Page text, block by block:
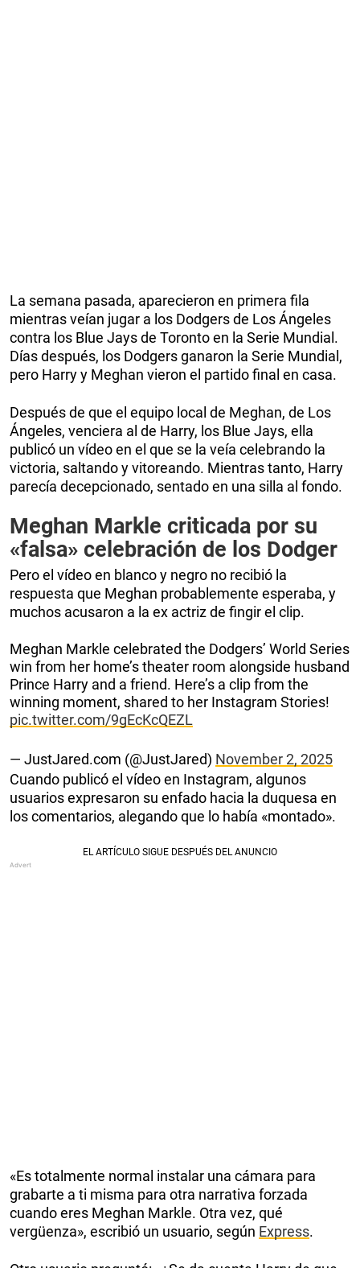
La semana pasada, aparecieron en primera fila
mientras veían jugar a los Dodgers de Los Ángeles
contra los Blue Jays de Toronto en la Serie Mundial.
Días después, los Dodgers ganaron la Serie Mundial,
pero Harry y Meghan vieron el partido final en casa.
Después de que el equipo local de Meghan, de Los
Ángeles, venciera al de Harry, los Blue Jays, ella
publicó un vídeo en el que se la veía celebrando la
victoria, saltando y vitoreando. Mientras tanto, Harry
parecía decepcionado, sentado en una silla al fondo.
Meghan Markle criticada por su
«falsa» celebración de los Dodger
Pero el vídeo en blanco y negro no recibió la
respuesta que Meghan probablemente esperaba, y
muchos acusaron a la ex actriz de fingir el clip.
Meghan Markle celebrated the Dodgers’ World Series
win from her home’s theater room alongside husband
Prince Harry and a friend. Here’s a clip from the
winning moment, shared to her Instagram Stories!
pic.twitter.com/9gEcKcQEZL
— JustJared.com (@JustJared) November 2, 2025
Cuando publicó el vídeo en Instagram, algunos
usuarios expresaron su enfado hacia la duquesa en
los comentarios, alegando que lo había «montado».
«Es totalmente normal instalar una cámara para
grabarte a ti misma para otra narrativa forzada
cuando eres Meghan Markle. Otra vez, qué
vergüenza», escribió un usuario, según Express.